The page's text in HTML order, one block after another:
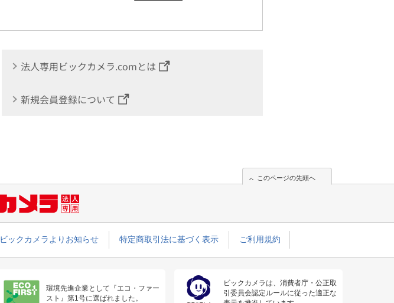
法人専用ビックカメラ.comとは
新規会員登録について
このページの先頭へ
ビックカメラよりお知らせ 特定商取引法に基づく表示 ご利用規約
環境先進企業として『エコ・ファー
スト』第1号に選ばれました。
ビックカメラは、消費者庁・公正取
引委員会認定ルールに従った適正な